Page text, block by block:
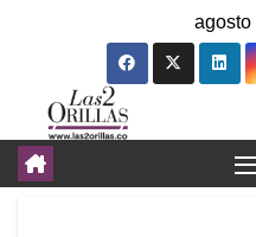
agosto